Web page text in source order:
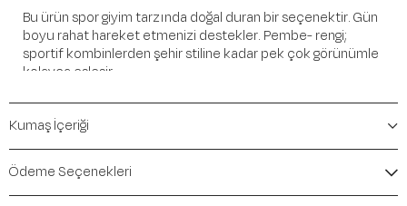
Bu ürün spor giyim tarzında doğal duran bir seçenektir. Gün
boyu rahat hareket etmenizi destekler. Pembe- rengi;
sportif kombinlerden şehir stiline kadar pek çok görünümle
kolayca eşleşir.
Öne Çıkan Detaylar
Marka:Maraton
Renk:Pembe-
Kumaş İçeriği
Ödeme Seçenekleri